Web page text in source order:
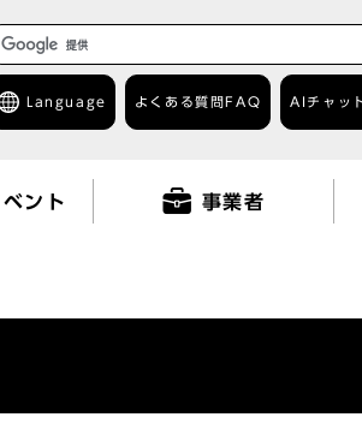
Language よくある質問 FAQ AIチャッ
ント 事業者